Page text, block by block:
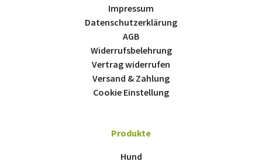
Impressum
Datenschutzerklärung
AGB
Widerrufsbelehrung
Vertrag widerrufen
Versand & Zahlung
Cookie Einstellung
Produkte
Hund